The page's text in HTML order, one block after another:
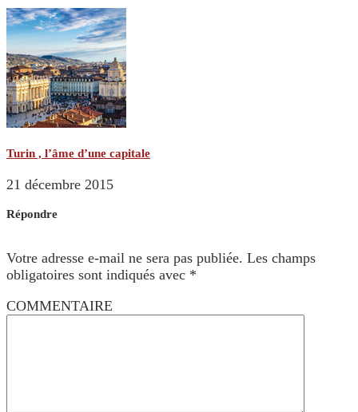
Turin , l’âme d’une capitale
21 décembre 2015
Répondre
Votre adresse e-mail ne sera pas publiée. Les champs
obligatoires sont indiqués avec *
COMMENTAIRE